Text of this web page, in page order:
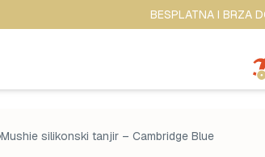
BESPLATNA I BRZA
Mushie silikonski tanjir – Cambridge Blue